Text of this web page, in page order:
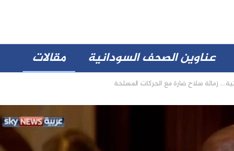
عناوين الصحف السودانية مقالات
زمالة سلاح ضارة مع الحركات المسلحة